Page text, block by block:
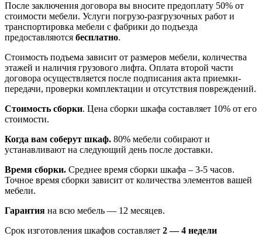
После заключения договора вы вносите предоплату 50% от
стоимости мебели. Услуги погрузо-разгрузочных работ и
транспортировка мебели с фабрики до подъезда
предоставляются бесплатно.
Стоимость подъема зависит от размеров мебели, количества
этажей и наличия грузового лифта. Оплата второй части
договора осуществляется после подписания акта приемки-
передачи, проверки комплектации и отсутствия повреждений.
Стоимость сборки. Цена сборки шкафа составляет 10% от его
стоимости.
Когда вам соберут шкаф. 80% мебели собирают и
устанавливают на следующий день после доставки.
Время сборки. Среднее время сборки шкафа – 3-5 часов.
Точное время сборки зависит от количества элементов вашей
мебели.
Гарантия на всю мебель — 12 месяцев.
Срок изготовления шкафов составляет 2 — 4 недели